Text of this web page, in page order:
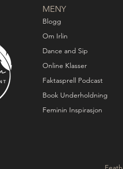
MENY
Blogg
Om Irlin
Dance and Sip
Online Klasser
Faktasprell Podcast
Book Underholdning
Feminin Inspirasjon